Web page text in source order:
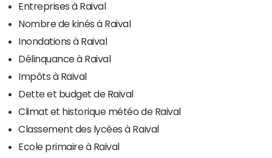
Entreprises à Raival
Nombre de kinés à Raival
Inondations à Raival
Délinquance à Raival
Impôts à Raival
Dette et budget de Raival
Climat et historique météo de Raival
Classement des lycées à Raival
Ecole primaire à Raival